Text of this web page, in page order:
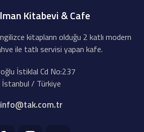
Kitabevi & Cafe
kitapların olduğu 2 katlı modern
ile tatlı servisi yapan kafe.
İstiklal Cd No:237
İstanbul / Türkiye
info@tak.com.tr